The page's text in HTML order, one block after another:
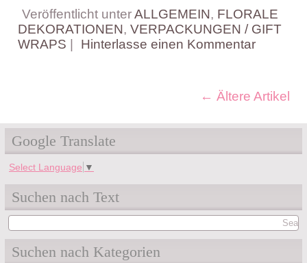
Veröffentlicht unterALLGEMEIN, FLORALE
DEKORATIONEN, VERPACKUNGEN / GIFT
WRAPS | Hinterlasse einen Kommentar
← Ältere Artikel
Google Translate
Select Language ▼
Suchen nach Text
Suchen nach Kategorien